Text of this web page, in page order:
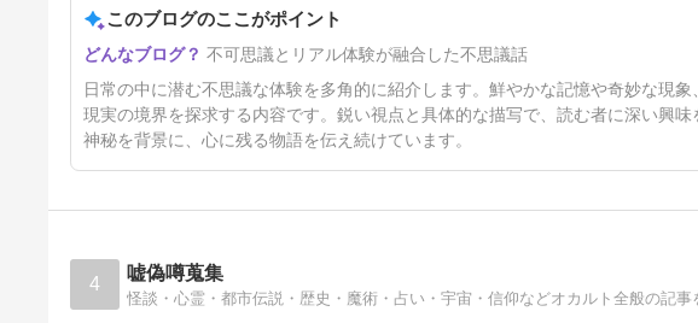
が黄色くなってた。一本欠けて
た。 「生きてりゃいいことあ
るよ～」 そう言い残してオッ
5日前このブログのここがポイント
不可思議とリアル体験が融合した不思議話
日常の中に潜む不思議な体験を多角的に紹介します。鮮やかな記憶や奇妙な現
現実の境界を探求する内容です。鋭い視点と具体的な描写で、読む者に深い興
神秘を背景に、心に残る物語を伝え続けています。
4 嘘偽噂蒐集
怪談・心霊・都市伝説・歴史・魔術・占い・宇宙・信仰などオカルト全般の記事